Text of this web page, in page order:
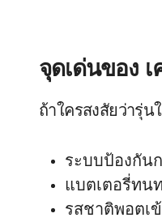
จุดเด่นของ
ถ้าใครสงสัยว่ารุ่
ระบบป้องกัน
แบตเตอรี่ทน
รสชาติพอตเ